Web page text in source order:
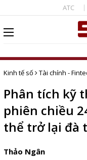
ATC
Kinh tế số Tài chính -
Phân tích kỹ
phiên chiều
thể trở lại đà
Thảo Ngân